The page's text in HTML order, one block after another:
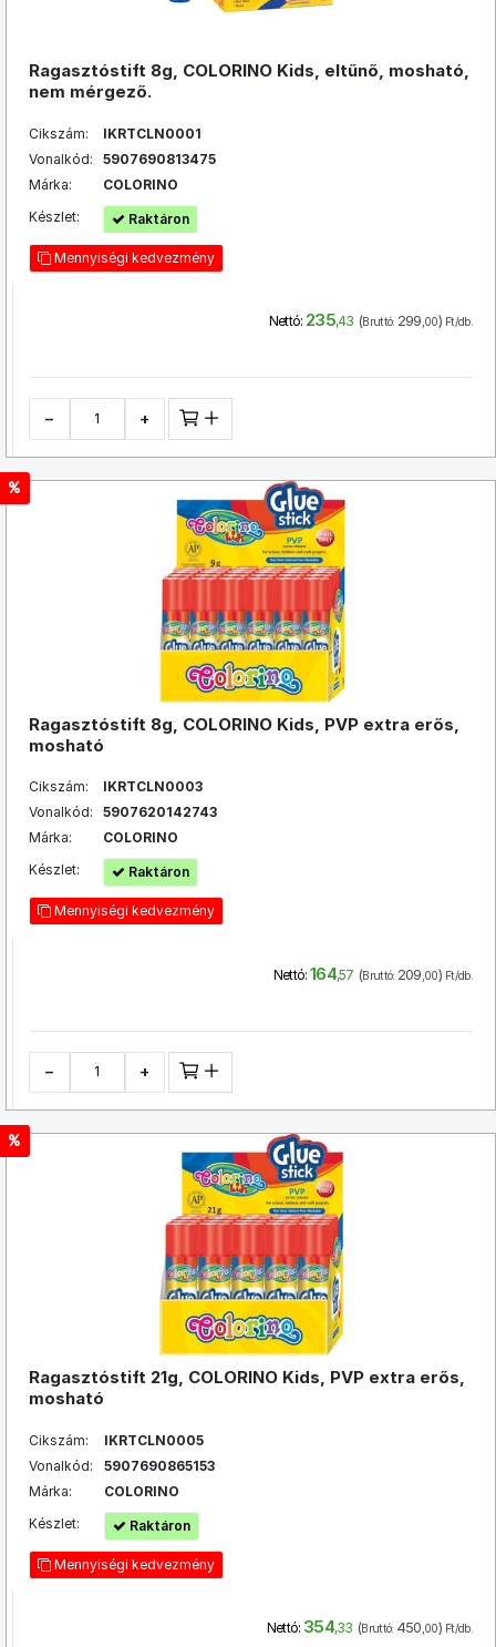
Ragasztóstift 8g, COLORINO Kids, eltűnő, mosható,
nem mérgező.
Cikszám:
IKRTCLN0001
Vonalkód:
5907690813475
Márka:
COLORINO
Készlet:
Raktáron
Mennyiségi kedvezmény
Nettó: 235,43 (Bruttó: 299,00) Ft/db.
− +
Ragasztóstift 8g, COLORINO Kids, PVP extra erős,
mosható
Cikszám:
IKRTCLN0003
Vonalkód:
5907620142743
Márka:
COLORINO
Készlet:
Raktáron
Mennyiségi kedvezmény
Nettó: 164,57 (Bruttó: 209,00) Ft/db.
− +
Ragasztóstift 21g, COLORINO Kids, PVP extra erős,
mosható
Cikszám:
IKRTCLN0005
Vonalkód:
5907690865153
Márka:
COLORINO
Készlet:
Raktáron
Mennyiségi kedvezmény
Nettó: 354,33 (Bruttó: 450,00) Ft/db.